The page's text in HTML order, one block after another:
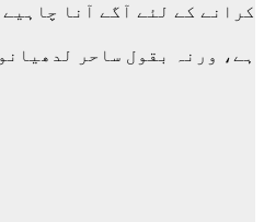
کرانے کے لئے آگے آنا
ہے، ورنہ بقول ساحر